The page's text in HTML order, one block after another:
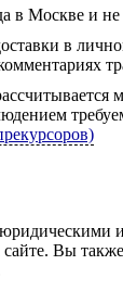
в Москве и
в
юридическими
Вы